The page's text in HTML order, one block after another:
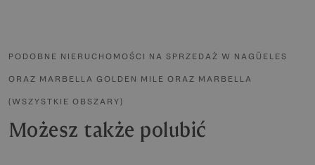
PODOBNE NIERUCHOMOŚCI NA SPRZEDAŻ W NAGÜELES
ORAZ MARBELLA GOLDEN MILE ORAZ MARBELLA
(WSZYSTKIE OBSZARY)
Możesz także polubić